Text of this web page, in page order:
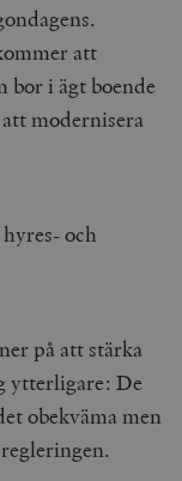
att
bor i ägt boende
modernisera
och
på att stärka
ytterligare: De
obekväma men